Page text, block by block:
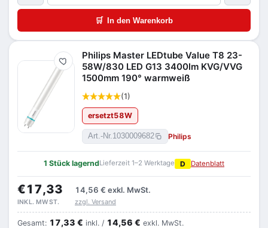
🛒 In den Warenkorb
Merken
Philips Master LEDtube Value T8 23-
58W/830 LED G13 3400lm KVG/VVG
1500mm 190° warmweiß
(1)
ersetzt58W
Art.-Nr.1030009682 Philips
1 Stück lagerndLieferzeit 1–2 Werktage D Datenblatt
€17,33 14,56 € exkl. MwSt.
INKL. MWST. zzgl. Versand
Gesamt: 17,33 € inkl. / 14,56 € exkl. MwSt.